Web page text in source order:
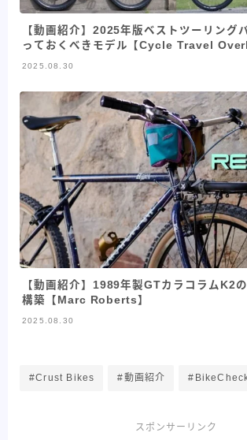
【動画紹介】2025年版ベストツーリング
っておくべきモデル【Cycle Travel
2025.08.30
【動画紹介】1989年製GTカラコラムK2
構築【Marc Roberts】
2025.08.30
#Crust Bikes #動画紹介
スポンサーリンク